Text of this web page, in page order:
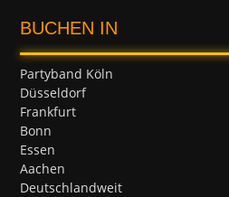
BUCHEN IN
Partyband Köln
Düsseldorf
Frankfurt
Bonn
Essen
Aachen
Deutschlandweit